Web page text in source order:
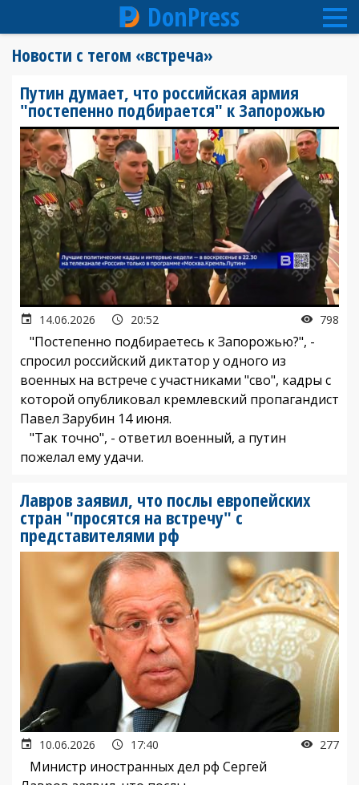
содержанию
DonPress
Новости с тегом «встреча»
Путин думает, что российская армия
"постепенно подбирается" к Запорожью
14.06.2026 20:52 798
"Постепенно подбираетесь к Запорожью?", -
спросил российский диктатор у одного из
военных на встрече с участниками "сво", кадры с
которой опубликовал кремлевский пропагандист
Павел Зарубин 14 июня.
"Так точно", - ответил военный, а путин
пожелал ему удачи.
Лавров заявил, что послы европейских
стран "просятся на встречу" с
представителями рф
10.06.2026 17:40 277
Министр иностранных дел рф Сергей